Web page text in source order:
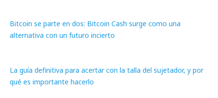
Bitcoin se parte en dos: Bitcoin Cash surge como una
alternativa con un futuro incierto
La guía definitiva para acertar con la talla del sujetador, y por
qué es importante hacerlo